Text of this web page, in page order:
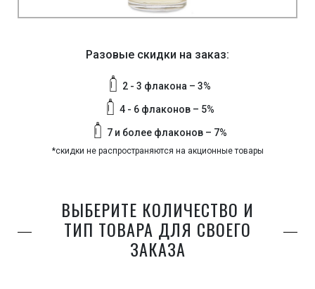
Разовые скидки на заказ:
2 - 3 флакона – 3%
4 - 6 флаконов – 5%
7 и более флаконов – 7%
*скидки не распространяются на акционные товары
ВЫБЕРИТЕ КОЛИЧЕСТВО И
ТИП ТОВАРА ДЛЯ СВОЕГО
ЗАКАЗА